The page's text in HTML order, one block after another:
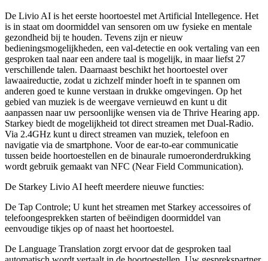
De Livio AI is het eerste hoortoestel met Artificial Intellegence. Het
is in staat om doormiddel van sensoren om uw fysieke en mentale
gezondheid bij te houden. Tevens zijn er nieuw
bedieningsmogelijkheden, een val-detectie en ook vertaling van een
gesproken taal naar een andere taal is mogelijk, in maar liefst 27
verschillende talen. Daarnaast beschikt het hoortoestel over
lawaaireductie, zodat u zichzelf minder hoeft in te spannen om
anderen goed te kunne verstaan in drukke omgevingen. Op het
gebied van muziek is de weergave vernieuwd en kunt u dit
aanpassen naar uw persoonlijke wensen via de Thrive Hearing app.
Starkey biedt de mogelijkheid tot direct streamen met Dual-Radio.
Via 2.4GHz kunt u direct streamen van muziek, telefoon en
navigatie via de smartphone. Voor de ear-to-ear communicatie
tussen beide hoortoestellen en de binaurale rumoeronderdrukking
wordt gebruik gemaakt van NFC (Near Field Communication).
De Starkey Livio AI heeft meerdere nieuwe functies:
De Tap Controle; U kunt het streamen met Starkey accessoires of
telefoongesprekken starten of beëindigen doormiddel van
eenvoudige tikjes op of naast het hoortoestel.
De Language Translation zorgt ervoor dat de gesproken taal